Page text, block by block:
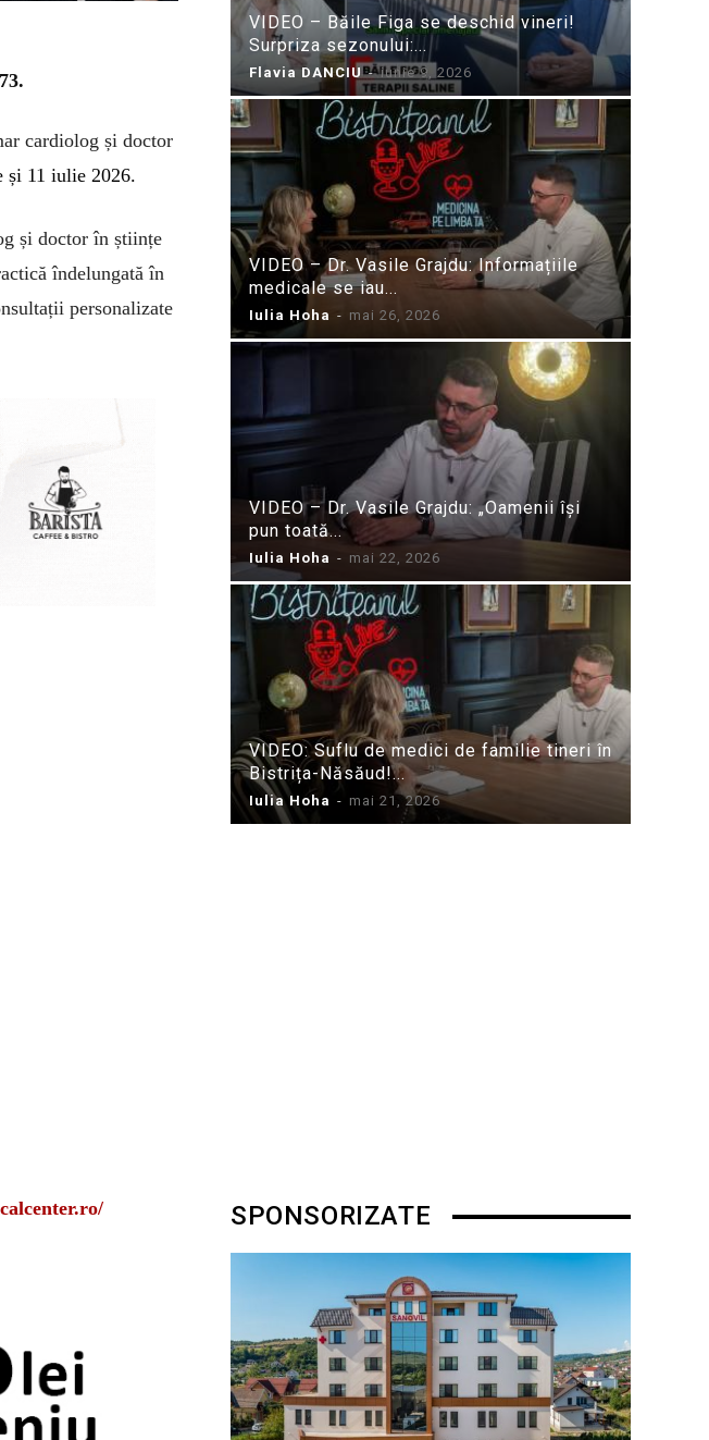
cardiolog și doctor
și 11 iulie 2026.
și doctor în științe
îndelungată în
personalizate
VIDEO – Băile Figa se deschid vineri!
Surpriza sezonului:...
Flavia DANCIU - iunie 9, 2026
VIDEO – Dr. Vasile Grajdu: Informațiile
medicale se iau...
Iulia Hoha - mai 26, 2026
VIDEO – Dr. Vasile Grajdu: „Oamenii își
pun toată...
Iulia Hoha - mai 22, 2026
VIDEO: Suflu de medici de familie tineri în
Bistrița-Năsăud!...
Iulia Hoha - mai 21, 2026
SPONSORIZATE